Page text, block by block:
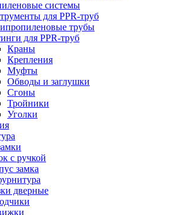
системы
для PPR-труб
трубы
для PPR-труб
Краны
Крепления
Муфты
Обводы и заглушки
Сгоны
Тройники
Уголки
с ручкой
замка
дверные